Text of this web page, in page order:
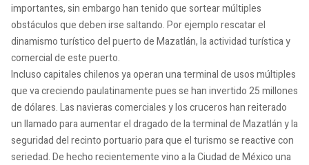
importantes, sin embargo han tenido que sortear múltiples
obstáculos que deben irse saltando. Por ejemplo rescatar el
dinamismo turístico del puerto de Mazatlán, la actividad turística y
comercial de este puerto.
Incluso capitales chilenos ya operan una terminal de usos múltiples
que va creciendo paulatinamente pues se han invertido 25 millones
de dólares. Las navieras comerciales y los cruceros han reiterado
un llamado para aumentar el dragado de la terminal de Mazatlán y la
seguridad del recinto portuario para que el turismo se reactive con
seriedad. De hecho recientemente vino a la Ciudad de México una